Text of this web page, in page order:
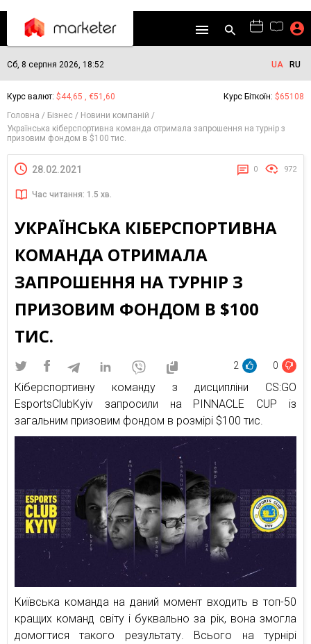
Сб, 8 серпня 2026, 18:52 UA RU
Курс валют: $44,65 , €51,60 Курс Біткоїн: $65108
Головна
Бізнес
Новини компаній
Українська кіберспортивна команда отримала запрошення на турнір з
призовим фондом в $100 тис.
28.02.2021 0 972
Час читання: 1.5 хв.
УКРАЇНСЬКА КІБЕРСПОРТИВНА
КОМАНДА ОТРИМАЛА
ЗАПРОШЕННЯ НА ТУРНІР З
ПРИЗОВИМ ФОНДОМ В $100
ТИС.
2 0
Кіберспортивну команду з дисципліни CS:GO
EsportsClubKyiv запросили на PINNACLE CUP із
загальним призовим фондом в розмірі $100 тис.
Київська команда на даний момент входить в топ-50
кращих команд світу і буквально за рік, вона змогла
домогтися такого результату. Всього на турнірі